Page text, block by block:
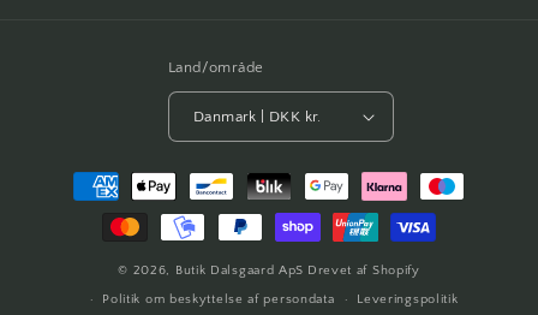
Land/område
Danmark | DKK kr.
Betalingsmetoder
© 2026, Butik Dalsgaard ApS Drevet af Shopify
Politik om beskyttelse af persondata
Leveringspolitik